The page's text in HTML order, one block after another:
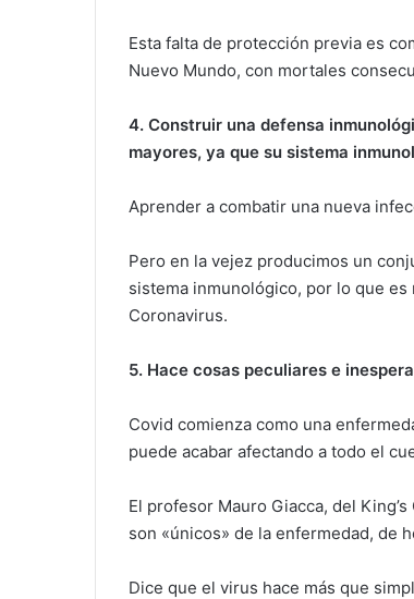
Esta falta de protección previa es
Nuevo Mundo, con mortales
4. Construir una defensa
mayores, ya que su sistema
Aprender a combatir una nueva
Pero en la vejez producimos un
sistema inmunológico, por lo que
Coronavirus.
5. Hace cosas peculiares e
Covid comienza como una
puede acabar afectando a todo el
El profesor Mauro Giacca, del
son «únicos» de la enfermedad, de
Dice que el virus hace más que